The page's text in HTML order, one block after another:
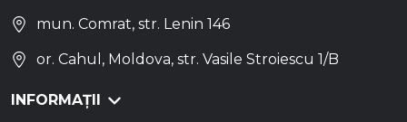
mun. Comrat, str. Lenin 146
or. Cahul, Moldova, str. Vasile Stroiescu 1/B
INFORMAȚII